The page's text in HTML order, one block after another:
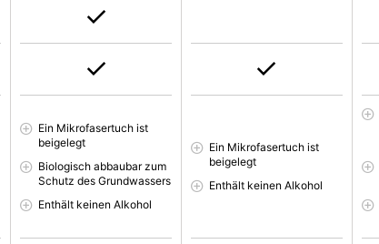
Ein Mikrofasertuch ist
beigelegt
Biologisch abbaubar zum
Schutz des Grundwassers
Enthält keinen Alkohol
Ein Mikrofasertuch ist
beigelegt
Enthält keinen Alkohol